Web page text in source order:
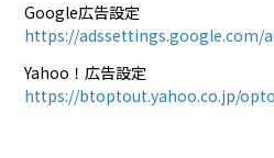
Google広告設定
https://adssettings.google.com/
Yahoo！広告設定
https://btoptout.yahoo.co.jp/